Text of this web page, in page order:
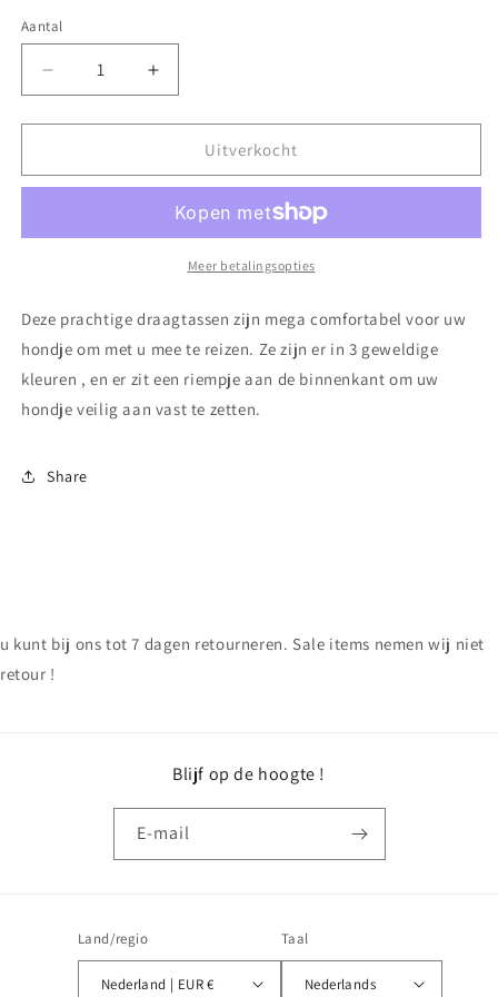
Aantal
Aantal
verlagen
voor
Brown
Aantal
verhogen
voor
Draagtas
Brown
Uitverkocht
Meer betalingsopties
Deze prachtige draagtassen zijn mega comfortabel voor uw
hondje om met u mee te reizen. Ze zijn er in 3 geweldige
kleuren , en er zit een riempje aan de binnenkant om uw
hondje veilig aan vast te zetten.
Share
u kunt bij ons tot 7 dagen retourneren. Sale items nemen wij niet
retour !
Blijf op de hoogte !
E‑mail
Land/regio
Nederland | EUR €
Taal
Nederlands